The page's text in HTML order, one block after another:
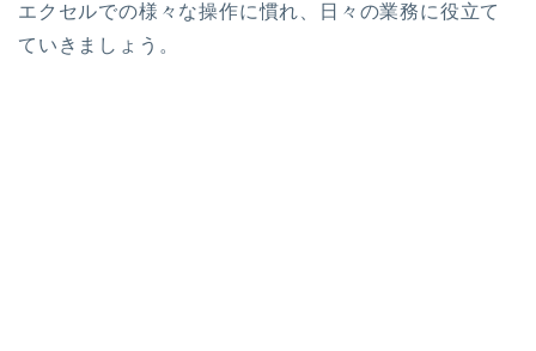
エクセルでの様々な操作に慣れ、日々の業務に役立て
ていきましょう。